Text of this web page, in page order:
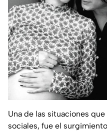
Una de las situaciones
sociales, fue el